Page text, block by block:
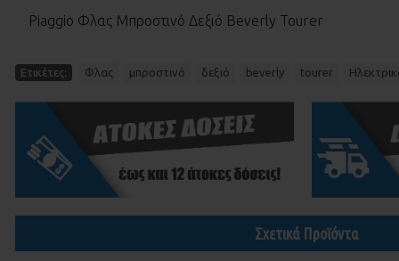
Piaggio Φλας Μπροστινό Δεξιό Beverly Tourer
Ετικέτες: Φλας μπροστινό δεξιό beverly tourer
Σχετικά Προϊόντα